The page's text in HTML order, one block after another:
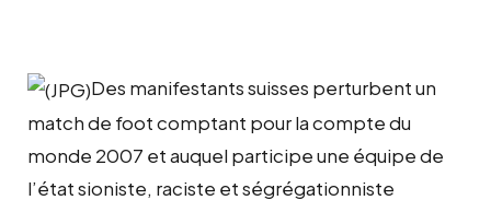
Des manifestants suisses perturbent un
match de foot comptant pour la compte du
monde 2007 et auquel participe une équipe de
l’état sioniste, raciste et ségrégationniste